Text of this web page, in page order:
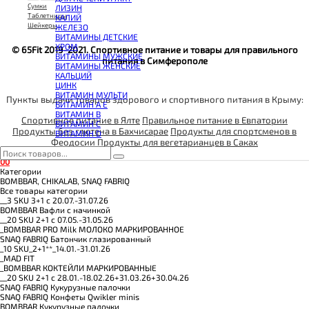
КРЕАТИН
ПОЛЕЗНЫЕ ЖИРЫ
ПРОТЕИН
ПРОТЕИНОВОЕ ПЕЧЕНЬЕ
ПРОТЕИНОВЫЕ БАТОНЧИКИ
ПРОТЕИНОВЫЕ КАШИ
ТЕСТОБУСТЕРЫ
ЦИТРУЛЛИН МАЛАТ
ПРЕДТРЕНИРОВОЧНЫЕ КОМПЛЕКСЫ
ЭНЕРГЕТИКИ И ЖИРОСЖИГАТЕЛИ#
ЛИЗИН
КАЛИЙ
ЖЕЛЕЗО
ВИТАМИНЫ ДЕТСКИЕ
ХРОМ
ВИТАМИНЫ МУЖСКИЕ
ВИТАМИНЫ ЖЕНСКИЕ
КАЛЬЦИЙ
ЦИНК
ВИТАМИН МУЛЬТИ
ВИТАМИН A E
ВИТАМИН B
ВИТАМИН C
ВИТАМИН D
Сумки
Таблетницы
Шейкеры
© 65Fit 2019-2021. Спортивное питание и товары для правильного
питания в Симферополе
Пункты выдачи товаров здорового и спортивного питания в Крыму:
Спортивное питание в Ялте Правильное питание в Евпатории
Продукты без глютена в Бахчисарае Продукты для спортсменов в
ФеодосииПродукты для вегетарианцев в Саках
00
Категории
BOMBBAR, CHIKALAB, SNAQ FABRIQ
Все товары категории
__3 SKU 3+1 с 20.07.-31.07.26
BOMBBAR Вафли с начинкой
__20 SKU 2+1 с 07.05.-31.05.26
_BOMBBAR PRO Milk МОЛОКО МАРКИРОВАННОЕ
SNAQ FABRIQ Батончик глазированный
_10 SKU_2+1**_14.01.-31.01.26
_MAD FIT
_BOMBBAR КОКТЕЙЛИ МАРКИРОВАННЫЕ
__20 SKU 2+1 с 28.01.-18.02.26+31.03.26+30.04.26
SNAQ FABRIQ Кукурузные палочки
SNAQ FABRIQ Конфеты Qwikler minis
BOMBBAR Кукурузные палочки